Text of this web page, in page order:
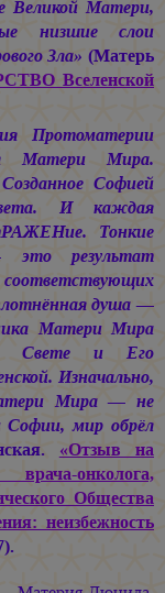
Великой Матери,
низшие слои
Зла» (Матерь
Вселенской
Протоматерии
Матери Мира.
Софией
И каждая
Тонкие
результат
душа —
Матери Мира
Свете и Его
Изначально,
Мира — не
Софии, мир обрёл
«Отзыв на
онколога,
Общества
неизбежность